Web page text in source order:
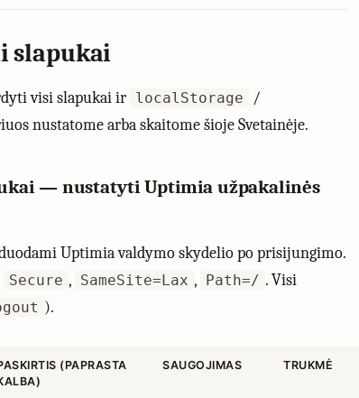
slapukai
visi slapukai ir localStorage /
nustatome arba skaitome šioje Svetainėje.
— nustatyti Uptimia užpakalinės
Uptimia valdymo skydelio po prisijungimo.
Secure , SameSite=Lax , Path=/ . Visi
).
(PAPRASTA
SAUGOJIMAS TRUKMĖ